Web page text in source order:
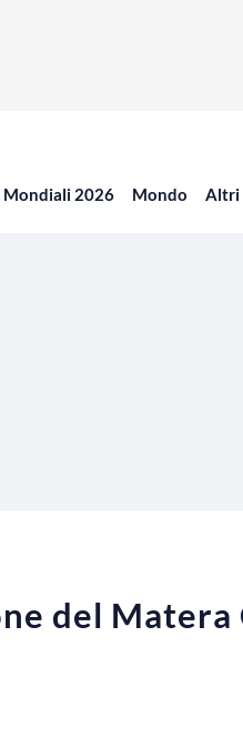
Mondiali 2026 Mondo Altri
del Matera